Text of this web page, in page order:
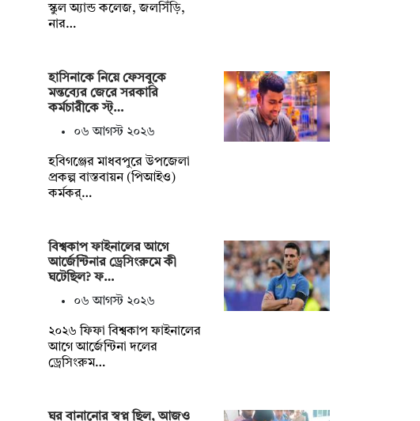
স্কুল অ্যান্ড কলেজ, জলসিঁড়ি,
নার…
হাসিনাকে নিয়ে ফেসবুকে
মন্তব্যের জেরে সরকারি
কর্মচারীকে স্ট্…
০৬ আগস্ট ২০২৬
হবিগঞ্জের মাধবপুরে উপজেলা
প্রকল্প বাস্তবায়ন (পিআইও)
কর্মকর্…
বিশ্বকাপ ফাইনালের আগে
আর্জেন্টিনার ড্রেসিংরুমে কী
ঘটেছিল? ফ…
০৬ আগস্ট ২০২৬
২০২৬ ফিফা বিশ্বকাপ ফাইনালের
আগে আর্জেন্টিনা দলের
ড্রেসিংরুম…
ঘর বানানোর স্বপ্ন ছিল, আজও